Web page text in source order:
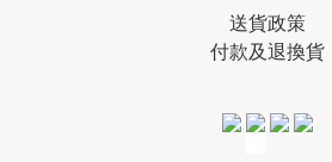
送貨政策
付款及退換貨